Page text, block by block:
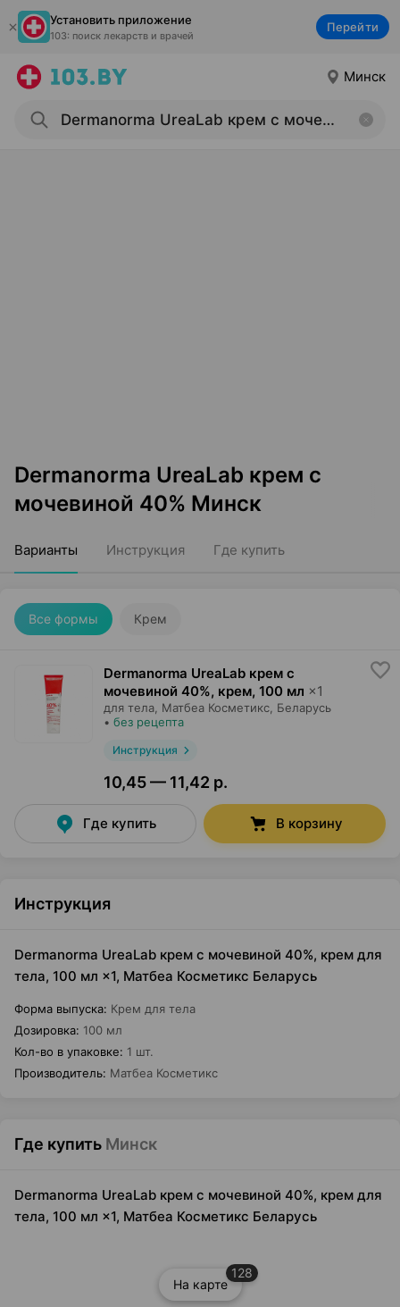
Установить приложение
103: поиск лекарств и врачей
Перейти
Минск
Dermanorma UreaLab крем с
мочевиной 40% Минск
Варианты Инструкция Где купить
Все формы Крем
Dermanorma UreaLab крем с
мочевиной 40%, крем, 100 мл ×1
для тела, Матбеа Косметикс , Беларусь
• без рецепта
Инструкция
10,45 — 11,42 р.
Где купить В корзину
Инструкция
Dermanorma UreaLab крем с мочевиной 40%, крем для
тела, 100 мл ×1, Матбеа Косметикс Беларусь
Форма выпуска: Крем для тела
Дозировка: 100 мл
Кол-во в упаковке: 1 шт.
Производитель: Матбеа Косметикс
Где купить Минск
Dermanorma UreaLab крем с мочевиной 40%, крем для
тела, 100 мл ×1, Матбеа Косметикс Беларусь
На карте
128